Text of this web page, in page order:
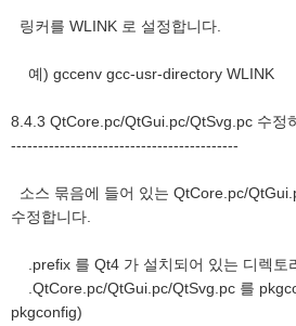
링커를 WLINK 로 설정합니다.
예) gccenv gcc-usr-directory WLINK
8.4.3 QtCore.pc/QtGui.pc/QtSvg.pc 수정
------------------------------------------
소스 묶음에 들어 있는 QtCore.pc/
수정합니다.
.prefix 를 Qt4 가 설치되어 있는 디렉토
.QtCore.pc/QtGui.pc/QtSvg.pc 를
pkgconfig)